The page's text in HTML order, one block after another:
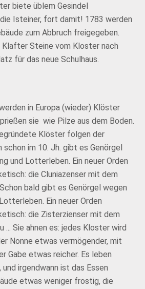
biete üblem Gesindel
Isteiner, fort damit! 1783 werden
zum Abbruch freigegeben.
Steine vom Kloster nach
für das neue Schulhaus.
in Europa (wieder) Klöster
sie wie Pilze aus dem Boden.
Klöster folgen der
im 10. Jh. gibt es Genörgel
und Lotterleben. Ein neuer Orden
die Cluniazenser mit dem
bald gibt es Genörgel wegen
Ein neuer Orden
die Zisterzienser mit dem
Sie ahnen es: jedes Kloster wird
Nonne etwas vermögender, mit
Gabe etwas reicher. Es leben
irgendwann ist das Essen
etwas weniger frostig, die